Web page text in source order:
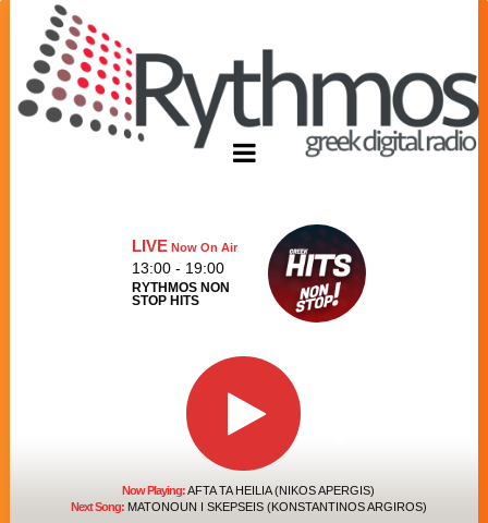
LIVENow On Air
13:00 - 19:00
RYTHMOS NON
STOP HITS
Now Playing:AFTA TA HEILIA (NIKOS APERGIS)
Next Song:MATONOUN I SKEPSEIS (KONSTANTINOS ARGIROS)